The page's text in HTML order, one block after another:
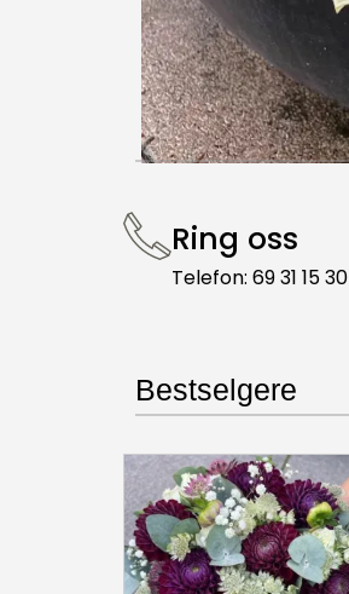
Ring oss
Telefon: 69 31 15 30
Bestselgere